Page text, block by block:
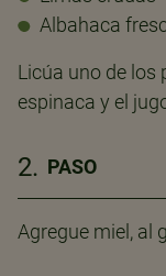
Albahaca
Licúa uno de los
espinaca y el
2. PASO
Agregue miel, al